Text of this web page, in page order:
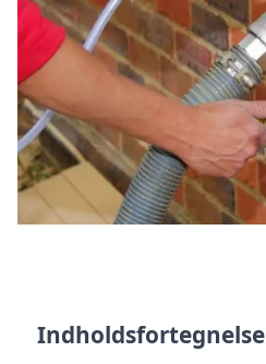
Indholdsfortegnelse